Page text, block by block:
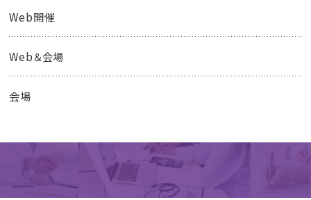
Web開催
Web＆会場
会場